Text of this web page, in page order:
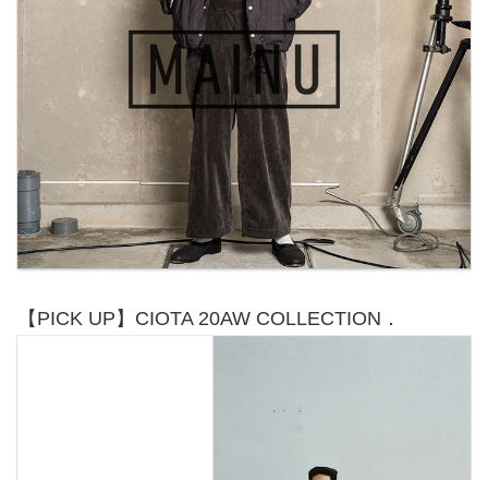
【PICK UP】CIOTA 20AW COLLECTION．